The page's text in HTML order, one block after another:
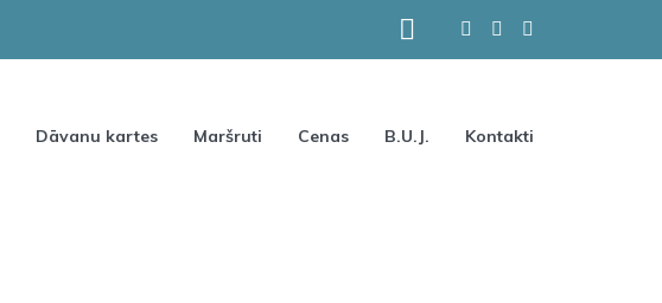
Dāvanu kartes Maršruti Cenas B.U.J. Kontakti